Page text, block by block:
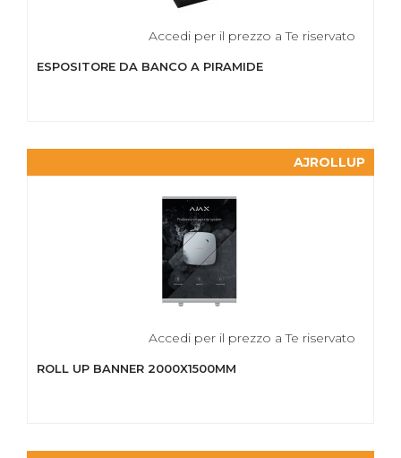
Accedi per il prezzo a Te riservato
ESPOSITORE DA BANCO A PIRAMIDE
AJROLLUP
Accedi per il prezzo a Te riservato
ROLL UP BANNER 2000X1500MM